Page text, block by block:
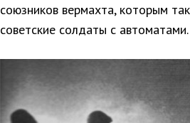
союзников вермахта, которым
советские солдаты с автоматами.